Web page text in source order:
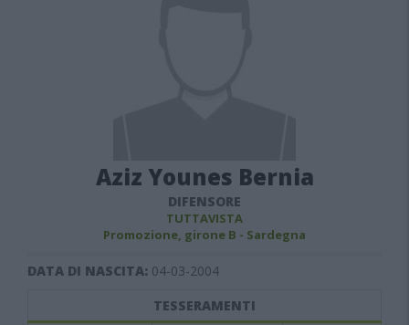
Aziz Younes Bernia
DIFENSORE
TUTTAVISTA
Promozione, girone B - Sardegna
DATA DI NASCITA: 04-03-2004
TESSERAMENTI